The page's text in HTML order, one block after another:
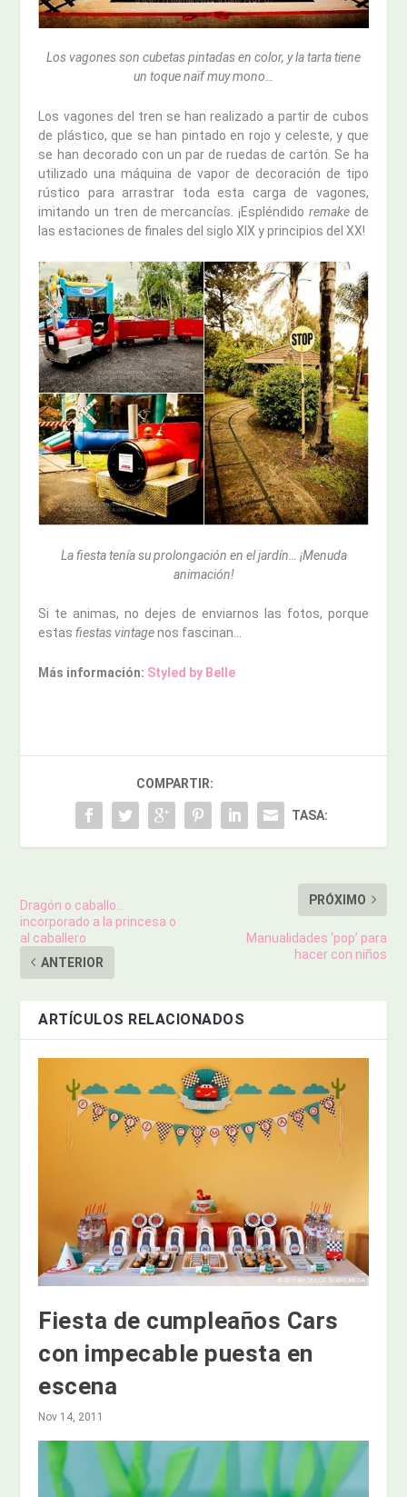
Los vagones son cubetas pintadas en color, y la tarta tiene
un toque naïf muy mono…
Los vagones del tren se han realizado a partir de cubos
de plástico, que se han pintado en rojo y celeste, y que
se han decorado con un par de ruedas de cartón. Se ha
utilizado una máquina de vapor de decoración de tipo
rústico para arrastrar toda esta carga de vagones,
imitando un tren de mercancías. ¡Espléndido remake de
las estaciones de finales del siglo XIX y principios del XX!
La fiesta tenía su prolongación en el jardín… ¡Menuda
animación!
Si te animas, no dejes de enviarnos las fotos, porque
estasfiestas vintagenos fascinan…
Más información: Styled by Belle
COMPARTIR:
TASA:
Dragón o caballo…
incorporado a la princesa o
al caballero
ANTERIOR
PRÓXIMO
Manualidades ‘pop’ para
hacer con niños
ARTÍCULOS RELACIONADOS
Fiesta de cumpleaños Cars
con impecable puesta en
escena
Nov 14, 2011